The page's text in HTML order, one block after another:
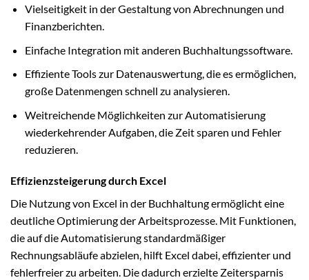
Vielseitigkeit in der Gestaltung von Abrechnungen und
Finanzberichten.
Einfache Integration mit anderen Buchhaltungssoftware.
Effiziente Tools zur Datenauswertung, die es ermöglichen,
große Datenmengen schnell zu analysieren.
Weitreichende Möglichkeiten zur Automatisierung
wiederkehrender Aufgaben, die Zeit sparen und Fehler
reduzieren.
Effizienzsteigerung durch Excel
Die Nutzung von Excel in der Buchhaltung ermöglicht eine
deutliche Optimierung der Arbeitsprozesse. Mit Funktionen,
die auf die Automatisierung standardmäßiger
Rechnungsabläufe abzielen, hilft Excel dabei, effizienter und
fehlerfreier zu arbeiten. Die dadurch erzielte Zeitersparnis